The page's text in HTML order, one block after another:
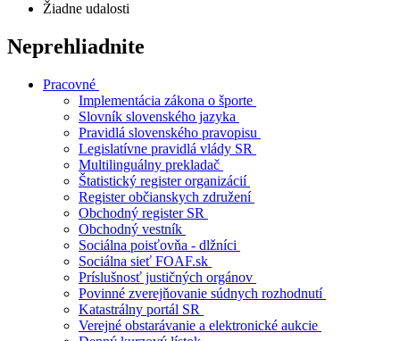
Žiadne udalosti
Neprehliadnite
Pracovné
Implementácia zákona o športe
Slovník slovenského jazyka
Pravidlá slovenského pravopisu
Legislatívne pravidlá vlády SR
Multilinguálny prekladač
Štatistický register organizácií
Register občianskych združení
Obchodný register SR
Obchodný vestník
Sociálna poisťovňa - dlžníci
Sociálna sieť FOAF.sk
Príslušnosť justičných orgánov
Povinné zverejňovanie súdnych rozhodnutí
Katastrálny portál SR
Verejné obstarávanie a elektronické aukcie